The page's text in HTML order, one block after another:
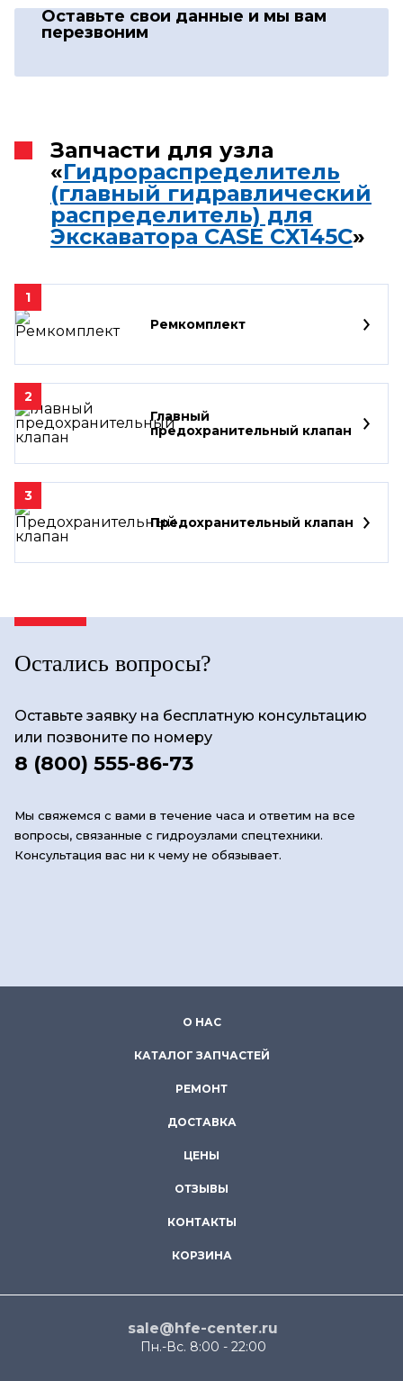
Оставьте свои данные и мы вам
перезвоним
Запчасти для узла
«Гидрораспределитель
(главный гидравлический
распределитель) для
Экскаватора CASE CX145C»
1
Ремкомплект
2
Главный
предохранительный клапан
3
Предохранительный клапан
Остались вопросы?
Оставьте заявку на бесплатную консультацию
или позвоните по номеру
8 (800) 555-86-73
Мы свяжемся с вами в течение часа и ответим на все
вопросы, связанные с гидроузлами спецтехники.
Консультация вас ни к чему не обязывает.
О НАС
КАТАЛОГ ЗАПЧАСТЕЙ
РЕМОНТ
ДОСТАВКА
ЦЕНЫ
ОТЗЫВЫ
КОНТАКТЫ
КОРЗИНА
sale@hfe-center.ru
Пн.-Вс. 8:00 - 22:00